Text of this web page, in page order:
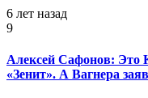
6 лет назад
9
Алексей Сафонов: Это
«Зенит». А Вагнера